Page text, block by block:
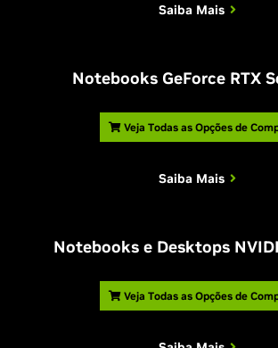
Saiba Mais
Notebooks GeForce RTX
Veja Todas as Opções de
Saiba Mais
Notebooks e Desktops
Veja Todas as Opções de